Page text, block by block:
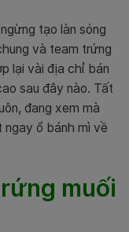
tạo làn sóng
và team trứng
lại vài địa chỉ bán
sau đây nào. Tất
đang xem mà
ngay ổ bánh mì về
muối